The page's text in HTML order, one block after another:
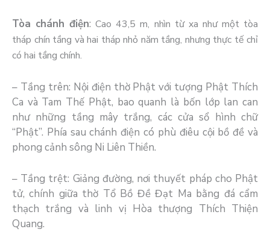
Tòa chánh điện:Cao 43,5 m, nhìn từ xa như một tòa
tháp chín tầng và hai tháp nhỏ năm tầng, nhưng thực tế chỉ
có hai tầng chính.
– Tầng trên: Nội điện thờ Phật với tượng Phật Thích
Ca và Tam Thế Phật, bao quanh là bốn lớp lan can
như những tầng mây trắng, các cửa sổ hình chữ
“Phật”. Phía sau chánh điện có phù điêu cội bồ đề và
phong cảnh sông Ni Liên Thiền.
– Tầng trệt: Giảng đường, nơi thuyết pháp cho Phật
tử, chính giữa thờ Tổ Bồ Đề Đạt Ma bằng đá cẩm
thạch trắng và linh vị Hòa thượng Thích Thiện
Quang.